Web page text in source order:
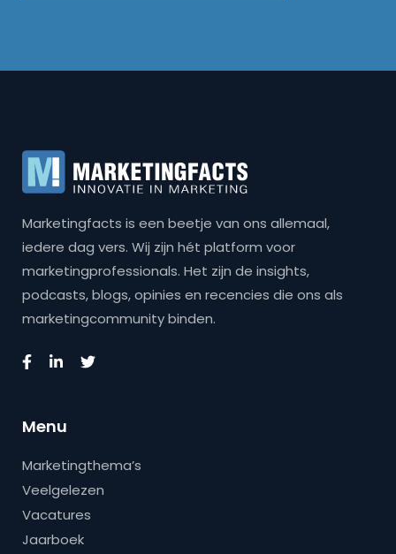
Marketingfacts is een beetje van ons allemaal,
iedere dag vers. Wij zijn hét platform voor
marketingprofessionals. Het zijn de insights,
podcasts, blogs, opinies en recencies die ons als
marketingcommunity binden.
Menu
Marketingthema’s
Veelgelezen
Vacatures
Jaarboek